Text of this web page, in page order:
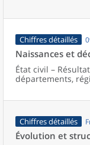
Chiffres détaillés
Naissances et
État civil –
départements,
Chiffres détaillés
Évolution et